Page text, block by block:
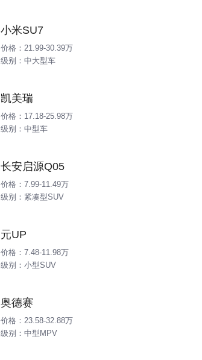
小米SU7
价格：21.99-30.39万
级别：中大型车
凯美瑞
价格：17.18-25.98万
级别：中型车
长安启源Q05
价格：7.99-11.49万
级别：紧凑型SUV
元UP
价格：7.48-11.98万
级别：小型SUV
奥德赛
价格：23.58-32.88万
级别：中型MPV